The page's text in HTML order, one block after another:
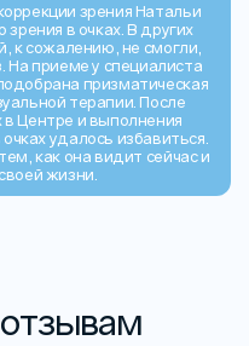
зрения Натальи
в очках. В других
к сожалению, не смогли,
На приеме у специалиста
призматическая
терапии. После
Центре и выполнения
удалось избавиться.
как она видит сейчас и
жизни.